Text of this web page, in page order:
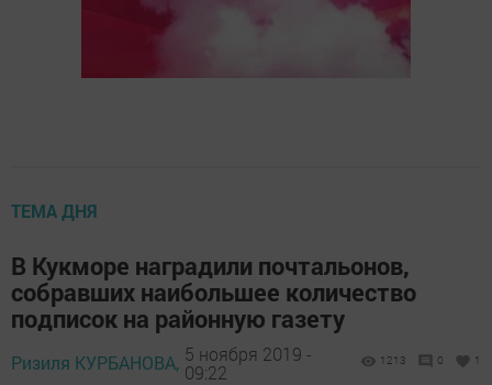
ТЕМА ДНЯ
В Кукморе наградили почтальонов,
собравших наибольшее количество
подписок на районную газету
Ризиля КУРБАНОВА, 5 ноября 2019 -
09:22
1213 0 1